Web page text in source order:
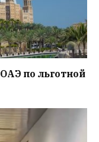
по льготной